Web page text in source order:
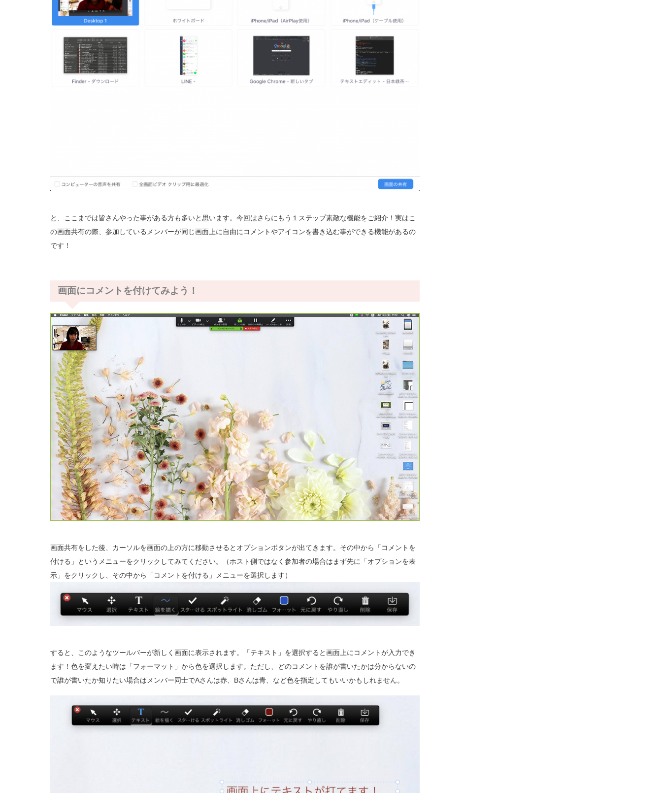
と、ここまでは皆さんやった事がある方も多いと思います。今回はさらにもう１ステップ素敵な機能をご紹介！実はこ
の画面共有の際、参加しているメンバーが同じ画面上に自由にコメントやアイコンを書き込む事ができる機能があるの
です！
画面にコメントを付けてみよう！
画面共有をした後、カーソルを画面の上の方に移動させるとオプションボタンが出てきます。その中から「コメントを
付ける」というメニューをクリックしてみてください。（ホスト側ではなく参加者の場合はまず先に「オプションを表
示」をクリックし、その中から「コメントを付ける」メニューを選択します）
すると、このようなツールバーが新しく画面に表示されます。「テキスト」を選択すると画面上にコメントが入力でき
ます！色を変えたい時は「フォーマット」から色を選択します。ただし、どのコメントを誰が書いたかは分からないの
で誰が書いたか知りたい場合はメンバー同士でAさんは赤、Bさんは青、など色を指定してもいいかもしれません。